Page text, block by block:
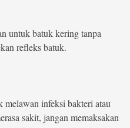
untuk batuk kering tanpa
refleks batuk.
melawan infeksi bakteri atau
sakit, jangan memaksakan